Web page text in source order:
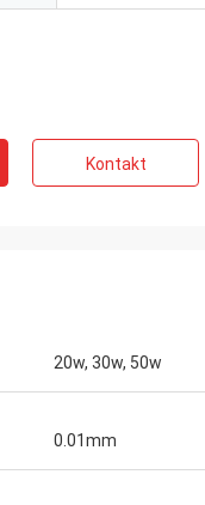
Kontakt
20w, 30w, 50w
0.01mm